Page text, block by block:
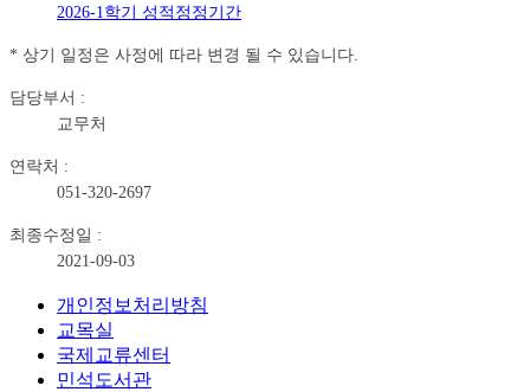
2026-1학기 성적정정기간
* 상기 일정은 사정에 따라 변경 될 수 있습니다.
담당부서 :
교무처
연락처 :
051-320-2697
최종수정일 :
2021-09-03
개인정보처리방침
교목실
국제교류센터
민석도서관